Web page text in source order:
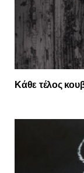
Κάθε τέλος